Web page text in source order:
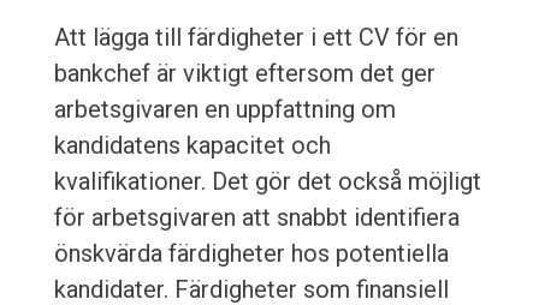
Att lägga till färdigheter i ett CV för en
bankchef är viktigt eftersom det ger
arbetsgivaren en uppfattning om
kandidatens kapacitet och
kvalifikationer. Det gör det också möjligt
för arbetsgivaren att snabbt identifiera
önskvärda färdigheter hos potentiella
kandidater. Färdigheter som finansiell